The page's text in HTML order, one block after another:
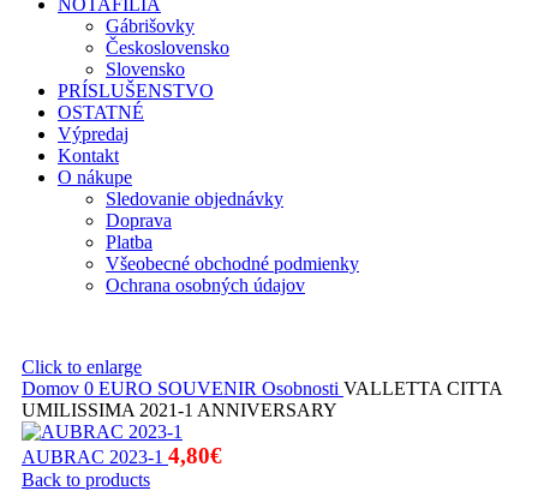
NOTAFILIA
Gábrišovky
Československo
Slovensko
PRÍSLUŠENSTVO
OSTATNÉ
Výpredaj
Kontakt
O nákupe
Sledovanie objednávky
Doprava
Platba
Všeobecné obchodné podmienky
Ochrana osobných údajov
Click to enlarge
Domov 0 EURO SOUVENIR Osobnosti VALLETTA CITTA
UMILISSIMA 2021-1 ANNIVERSARY
AUBRAC 2023-1 4,80€
Back to products